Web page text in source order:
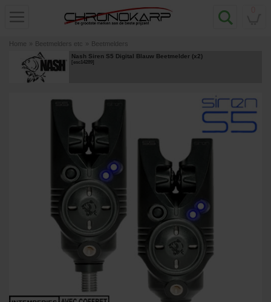
Home » Beetmelders etc » Beetmelders
Nash Siren S5 Digital Blauw Beetmelder (x2)
[esc14289]